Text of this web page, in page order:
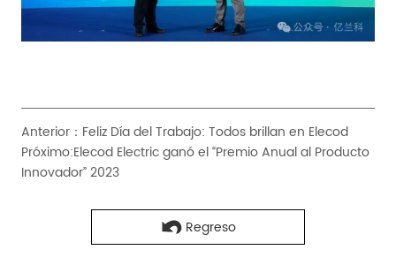
Anterior： Feliz Día del Trabajo: Todos brillan en Elecod
Próximo:Elecod Electric ganó el “Premio Anual al Producto
Innovador” 2023
Regreso